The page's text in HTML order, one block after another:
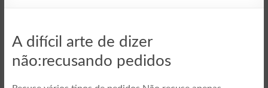
A difícil arte de dizer
não:recusando pedidos